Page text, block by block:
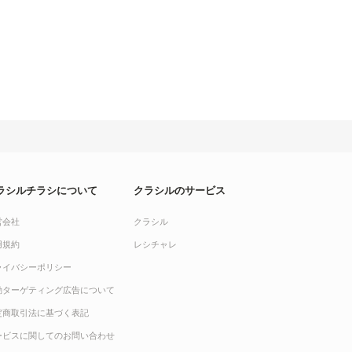
シルチラシについて
会社
規約
イバシーポリシー
ターゲティング広告について
商取引法に基づく表記
ビスに関してのお問い合わせ
クラシルのサービス
クラシル
レシチャレ